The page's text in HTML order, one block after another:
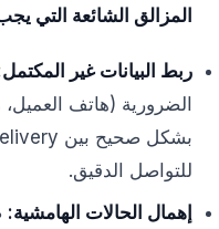
المزالق الشائعة التي
ربط البيانات غير
الضرورية (هاتف
للتواصل الدقيق.
إهمال الحالات الهامشية: